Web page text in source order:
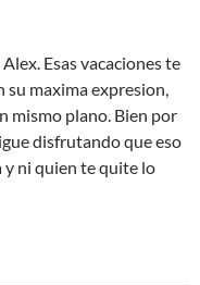
Esas vacaciones te
su maxima expresion,
mismo plano. Bien por
disfrutando que eso
y ni quien te quite lo